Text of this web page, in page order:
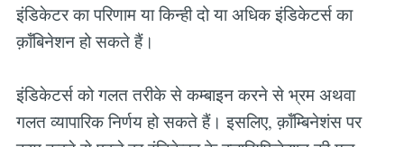
इंडिकेटर का परिणाम या किन्ही दो या अधिक इंडिकेटर्स का
क़ॉंबिनेशन हो सकते हैं।
इंडिकेटर्स को गलत तरीके से कम्बाइन करने से भ्रम अथवा
गलत व्यापारिक निर्णय हो सकते हैं। इसलिए, क़ॉंम्बिनेशंस पर